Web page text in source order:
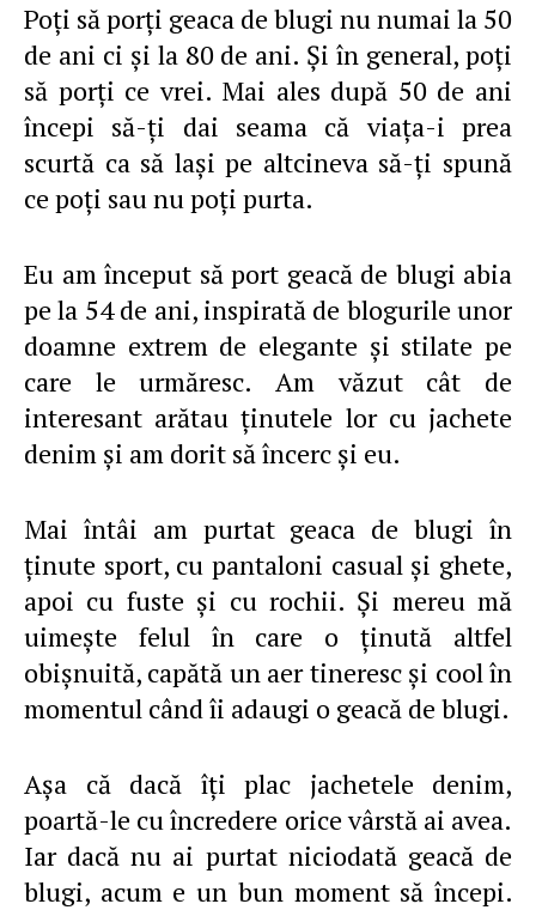
Poţi să porţi geaca de blugi nu numai la 50
de ani ci şi la 80 de ani. Şi în general, poţi
să porţi ce vrei. Mai ales după 50 de ani
începi să-ţi dai seama că viaţa-i prea
scurtă ca să laşi pe altcineva să-ţi spună
ce poţi sau nu poţi purta.
Eu am început să port geacă de blugi abia
pe la 54 de ani, inspirată de blogurile unor
doamne extrem de elegante şi stilate pe
care le urmăresc. Am văzut cât de
interesant arătau ţinutele lor cu jachete
denim şi am dorit să încerc şi eu.
Mai întâi am purtat geaca de blugi în
ţinute sport, cu pantaloni casual şi ghete,
apoi cu fuste şi cu rochii. Şi mereu mă
uimeşte felul în care o ţinută altfel
obişnuită, capătă un aer tineresc şi cool în
momentul când îi adaugi o geacă de blugi.
Aşa că dacă îţi plac jachetele denim,
poartă-le cu încredere orice vârstă ai avea.
Iar dacă nu ai purtat niciodată geacă de
blugi, acum e un bun moment să începi.